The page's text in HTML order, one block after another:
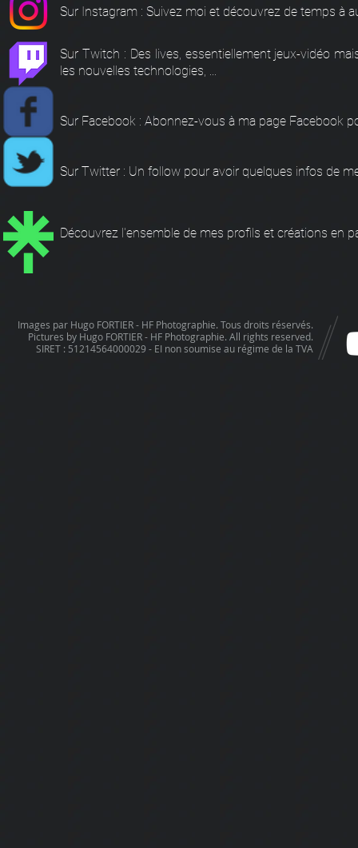
Sur Instagram : Suivez moi et découvrez de temps à
Sur Twitch : Des lives, essentiellement jeux-vidéo
les nouvelles technologies, ...
Sur Facebook : Abonnez-vous à ma page Facebook
Sur Twitter : Un follow pour avoir quelques infos de
Découvrez l'ensemble de mes profils et créations en
Images par Hugo FORTIER - HF Photographie. Tous droits réservés.
Pictures by Hugo FORTIER - HF Photographie. All rights reserved.
SIRET : 51214564000029 - EI non soumise au régime de la TVA